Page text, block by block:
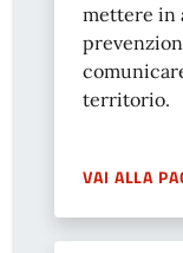
mettere in
territorio.
VAI ALLA